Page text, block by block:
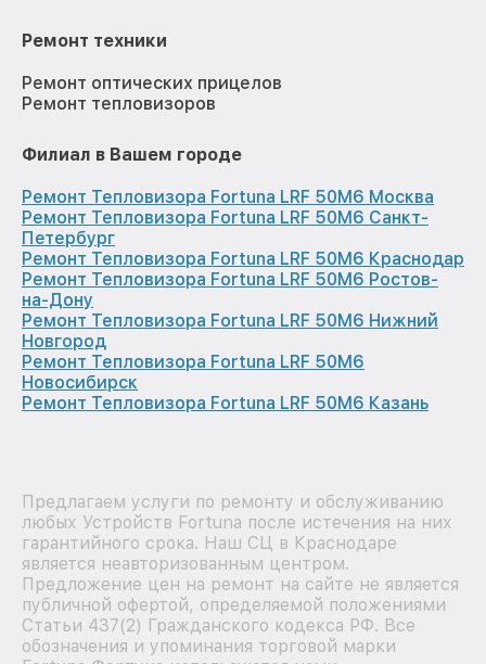
Ремонт техники
Ремонт оптических прицелов
Ремонт тепловизоров
Филиал в Вашем городе
Ремонт Тепловизора Fortuna LRF 50M6 Москва
Ремонт Тепловизора Fortuna LRF 50M6 Санкт-
Петербург
Ремонт Тепловизора Fortuna LRF 50M6 Краснодар
Ремонт Тепловизора Fortuna LRF 50M6 Ростов-
на-Дону
Ремонт Тепловизора Fortuna LRF 50M6 Нижний
Новгород
Ремонт Тепловизора Fortuna LRF 50M6
Новосибирск
Ремонт Тепловизора Fortuna LRF 50M6 Казань
Предлагаем услуги по ремонту и обслуживанию
любых Устройств Fortuna после истечения на них
гарантийного срока. Наш СЦ в Краснодаре
является неавторизованным центром.
Предложение цен на ремонт на сайте не является
публичной офертой, определяемой положениями
Статьи 437(2) Гражданского кодекса РФ. Все
обозначения и упоминания торговой марки